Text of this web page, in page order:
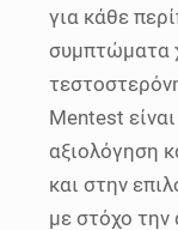
για κάθε
συμπτώματα
Mentest
αξιολόγηση
και στην
με στόχο